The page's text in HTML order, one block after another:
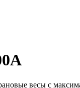
весы с